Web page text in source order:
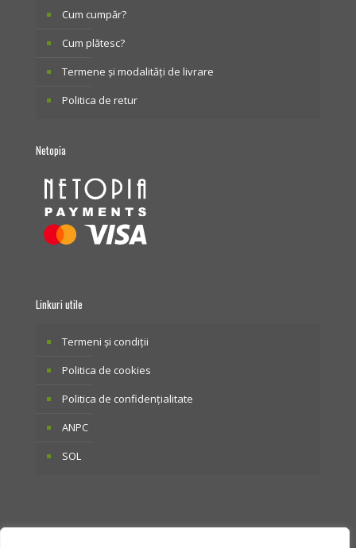
Cum cumpăr?
Cum plătesc?
Termene și modalități de livrare
Politica de retur
Netopia
Linkuri utile
Termeni și condiții
Politica de cookies
Politica de confidențialitate
ANPC
SOL